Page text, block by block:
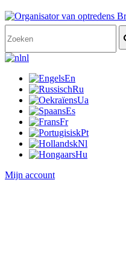
nl
En
Ru
Ua
Es
Fr
Pt
Nl
Hu
Mijn account